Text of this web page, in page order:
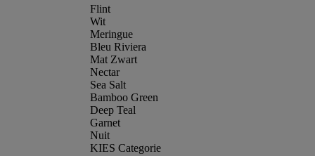
Flint
Wit
Meringue
Bleu Riviera
Mat Zwart
Nectar
Sea Salt
Bamboo Green
Deep Teal
Garnet
Nuit
KIES Categorie